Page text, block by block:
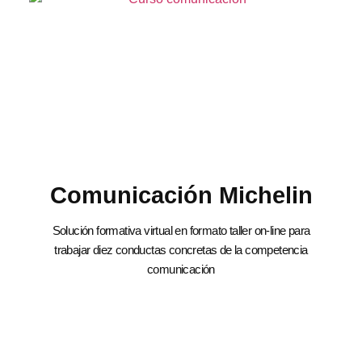
Comunicación Michelin
Solución formativa virtual en formato taller on-line para
trabajar diez conductas concretas de la competencia
comunicación